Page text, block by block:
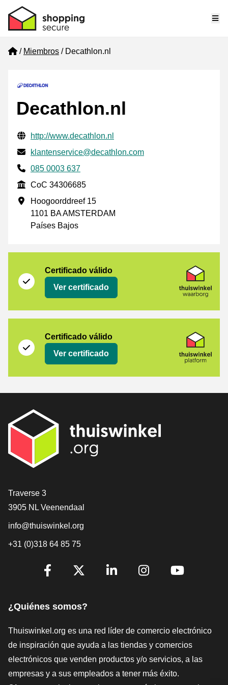
Home
Miembros Decathlon.nl
Decathlon.nl
Información de contacto verificada
Website URL
http://www.decathlon.nl
Envía un correo electrónico a
klantenservice@decathlon.com
Phone number
085 0003 637
CoC
CoC 34306685
Dirección de la empresa
Hoogoorddreef 15
1101 BA AMSTERDAM
Países Bajos
Certificado válido
Ver certificado
Certificado válido
Ver certificado
[_General:Contact]
Traverse 3
3905 NL Veenendaal
info@thuiswinkel.org
+31 (0)318 64 85 75
[_General:SocialMediaTitle]
¿Quiénes somos?
Thuiswinkel.org es una red líder de comercio electrónico
de inspiración que ayuda a las tiendas y comercios
electrónicos que venden productos y/o servicios, a las
empresas y a sus empleados a tener más éxito.